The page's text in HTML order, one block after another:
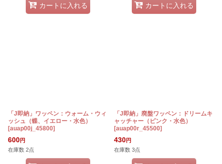
カートに入れる カートに入れる
「J即納」ワッペン：ウォーム・ウィ
ッシュ（蝶、イエロー・水色）
[auap00j_45800]
600円
在庫数 2点
「J即納」廃盤ワッペン：ドリームキ
ャッチャー（ピンク・水色）
[auap00r_45500]
430円
在庫数 3点